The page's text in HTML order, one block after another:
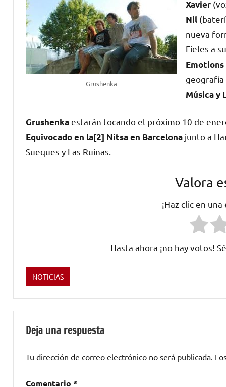
Grushenka
Xavier
Nil
nueva
Fieles a
Emotions
geografía
Música y
Grushenkaestarán tocando el próximo 10 de
Equivocado en la[2] Nitsa en Barcelona junto a
Sueques y Las Ruinas.
Valora
¡Haz clic en
Hasta ahora ¡no hay votos!
Etiquetado
Grushenka ,
insoportable
NOTICIAS
Deja una respuesta
Tu dirección de correo electrónico no será publicada.
Comentario *